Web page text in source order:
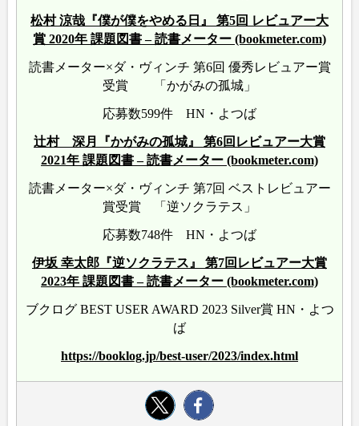
松村 涼哉『僕が僕をやめる日』 第5回 レビュアー大
賞 2020年 課題図書 – 読書メーター (bookmeter.com)
読書メーター×ダ・ヴィンチ 第6回 優秀レビュアー賞
受賞 「かがみの孤城」
応募数599件 HN・よつば
辻村 深月『かがみの孤城』 第6回レビュアー大賞
2021年 課題図書 – 読書メーター (bookmeter.com)
読書メーター×ダ・ヴィンチ 第7回 ベストレビュアー
賞受賞 「逆ソクラテス」
応募数748件 HN・よつば
伊坂 幸太郎『逆ソクラテス』 第7回レビュアー大賞
2023年 課題図書 – 読書メーター (bookmeter.com)
ブクログ BEST USER AWARD 2023 Silver賞 HN・よつ
ば
https://booklog.jp/best-user/2023/index.html